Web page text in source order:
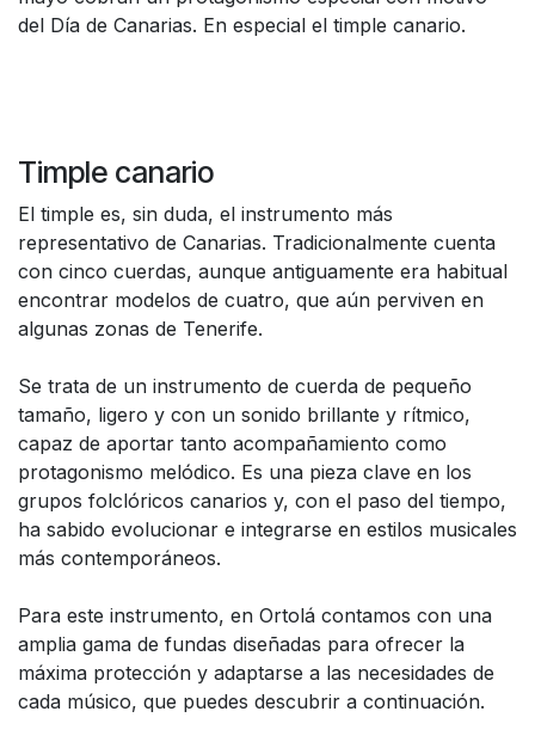
del Día de Canarias. En especial el timple canario.
Timple canario
El timple es, sin duda, el instrumento más
representativo de Canarias. Tradicionalmente cuenta
con cinco cuerdas, aunque antiguamente era habitual
encontrar modelos de cuatro, que aún perviven en
algunas zonas de Tenerife.
Se trata de un instrumento de cuerda de pequeño
tamaño, ligero y con un sonido brillante y rítmico,
capaz de aportar tanto acompañamiento como
protagonismo melódico. Es una pieza clave en los
grupos folclóricos canarios y, con el paso del tiempo,
ha sabido evolucionar e integrarse en estilos musicales
más contemporáneos.
Para este instrumento, en Ortolá contamos con una
amplia gama de fundas diseñadas para ofrecer la
máxima protección y adaptarse a las necesidades de
cada músico, que puedes descubrir a continuación.